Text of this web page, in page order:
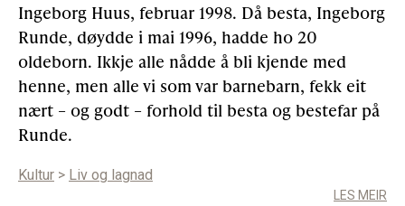
Ingeborg Huus, februar 1998. Då besta, Ingeborg
Runde, døydde i mai 1996, hadde ho 20
oldeborn. Ikkje alle nådde å bli kjende med
henne, men alle vi som var barnebarn, fekk eit
nært – og godt – forhold til besta og bestefar på
Runde.
Kultur > Liv og lagnad
LES MEIR